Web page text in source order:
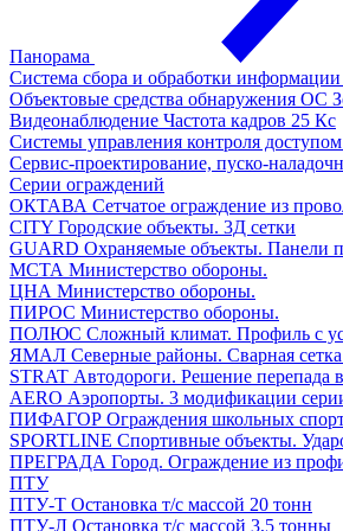
Панорама
Система сбора и обработки информации
Объектовые средства обнаружения ОС
Видеонаблюдение Частота кадров 25 Кс
Системы управления контроля доступом
Сервис-проектирование, пуско-
Серии ограждений
ОКТАВА Сетчатое ограждение из
CITY Городские объекты. 3Д сетки
GUARD Охраняемые объекты. Панели
МСТА Министерство обороны.
ЦНА Министерство обороны.
ПИРОС Министерство обороны.
ПОЛЮС Сложный климат. Профиль с
ЯМАЛ Северные районы. Сварная
STRAT Автодороги. Решение перепада
AERO Аэропорты. 3 модификации
ПИФАГОР Ограждения школьных
SPORTLINE Спортивные объекты.
ПРЕГРАДА Город. Ограждение из
ПТУ
ПТУ-Т Остановка т/c массой 20 тонн
ПТУ-Л Остановка т/c массой 3,5 тонны